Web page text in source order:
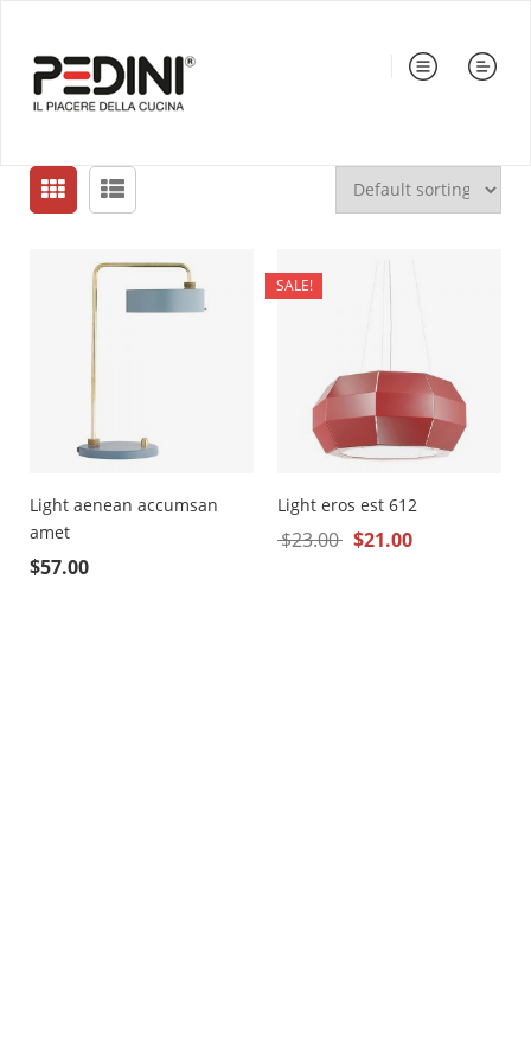
Light aenean accumsan
amet
$57.00
SALE!
Light eros est 612
$23.00 $21.00